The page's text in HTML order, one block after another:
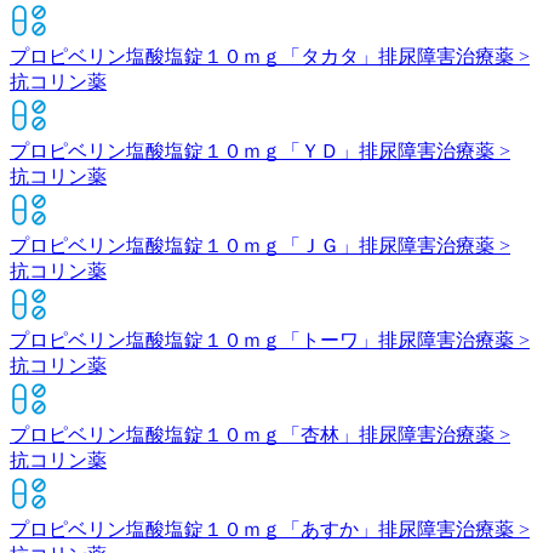
プロピベリン塩酸塩錠１０ｍｇ「タカタ」 排尿障害治療薬 >
抗コリン薬
プロピベリン塩酸塩錠１０ｍｇ「ＹＤ」 排尿障害治療薬 >
抗コリン薬
プロピベリン塩酸塩錠１０ｍｇ「ＪＧ」 排尿障害治療薬 >
抗コリン薬
プロピベリン塩酸塩錠１０ｍｇ「トーワ」 排尿障害治療薬 >
抗コリン薬
プロピベリン塩酸塩錠１０ｍｇ「杏林」 排尿障害治療薬 >
抗コリン薬
プロピベリン塩酸塩錠１０ｍｇ「あすか」 排尿障害治療薬 >